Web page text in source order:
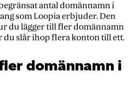
antal domännamn i
som Loopia erbjuder. Den
du lägger till fler domännamn
du slår ihop flera konton till ett.
domännamn i